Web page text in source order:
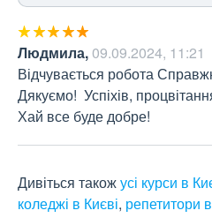
Людмила,09.09.2024, 11:21
Відчувається робота
Дякуємо!  Успіхів,
Хай все буде добре!
Дивіться такожусі курси в
коледжі в Києві, репетитори